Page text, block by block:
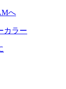
へ
カラー